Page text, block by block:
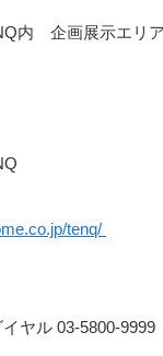
内 企画展示エリア
tenq/
ヤル 03-5800-9999